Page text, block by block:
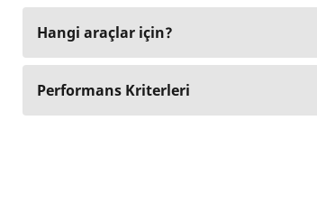
Hangi araçlar için?
Performans Kriterleri